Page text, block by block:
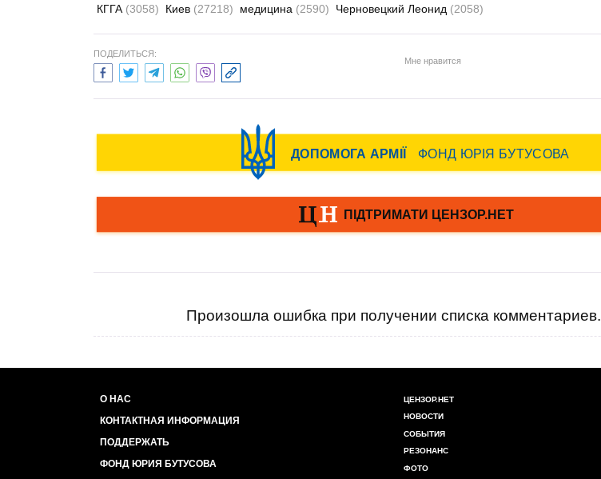
КГГА (3058) Киев (27218) медицина (2590) Черновецкий Леонид (2058)
ПОДЕЛИТЬСЯ:
Мне нравится
Произошла ошибка при получении списка комментариев.
О НАС
КОНТАКТНАЯ ИНФОРМАЦИЯ
ПОДДЕРЖАТЬ
ФОНД ЮРИЯ БУТУСОВА
ЦЕНЗОР.НЕТ
НОВОСТИ
СОБЫТИЯ
РЕЗОНАНС
ФОТО